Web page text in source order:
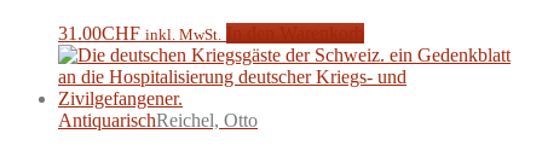
31.00CHF inkl. MwSt.
AntiquarischReichel, Otto